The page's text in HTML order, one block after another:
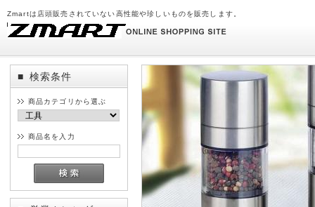
Zmartは店頭販売されていない高性能や珍しいものを販売します。
■ 検索条件
商品カテゴリから選ぶ
商品名を入力